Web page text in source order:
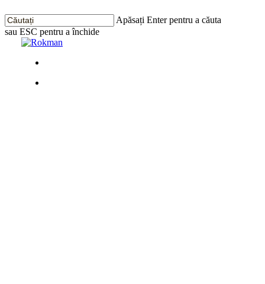
la
conținutul
principal
Apăsați Enter pentru a căuta
sau ESC pentru a închide
Închide
Meniu